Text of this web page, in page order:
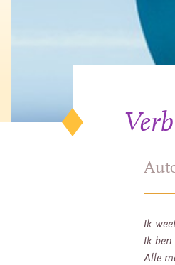
Ik
Ik ben
Alle